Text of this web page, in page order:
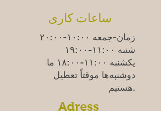
ساعات کاری
زمان-جمعه ۱۰:۰۰-۲۰:۰۰
شنبه ۱۱:۰۰-۱۹:۰۰
یکشنبه ۱۱:۰۰-۱۸:۰۰
ما
دوشنبه‌ها موقتاً تعطیل
هستیم.
Adress